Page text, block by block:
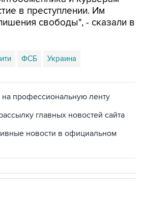
в преступлении. Им
свободы", - сказали в
ФСБ Украина
на профессиональную ленту
главных новостей сайта
новости в официальном